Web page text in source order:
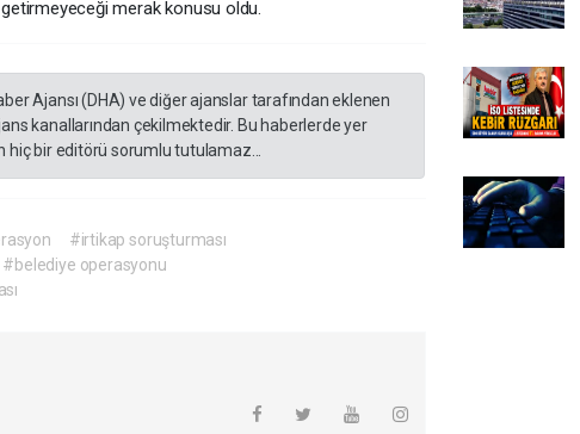
merak konusu oldu.
Ajansı (DHA) ve diğer ajanslar tarafından eklenen
kanallarından çekilmektedir. Bu haberlerde yer
bir editörü sorumlu tutulamaz...
#irtikap soruşturması
#belediye operasyonu